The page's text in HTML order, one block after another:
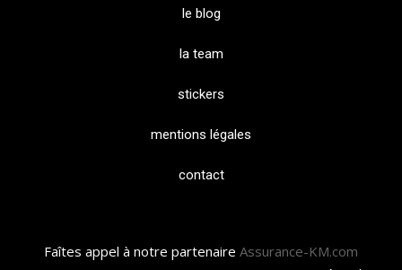
le blog
la team
stickers
mentions légales
contact
Faîtes appel à notre partenaire Assurance-KM.com